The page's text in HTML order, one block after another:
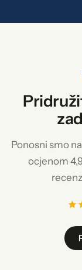
Ponosni smo
ocjenom